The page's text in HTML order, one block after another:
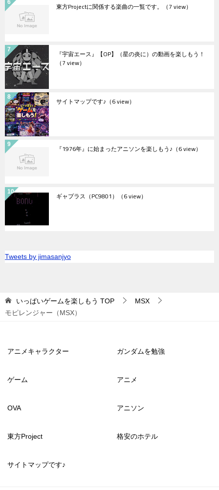
東方Projectに関係する楽曲の一覧です。 （7 view）
『宇宙エース』【OP】（星の炎に）の動画を楽しもう！
（7 view）
サイトマップです♪ （6 view）
『1976年』に始まったアニソンを楽しもう♪ （6 view）
ギャプラス（PC9801） （6 view）
Tweets by jimasanjyo
いっぱいゲームを楽しもう TOP
MSX
モピレンジャー（MSX）
アニメキャラクター ガンダムを勉強
ゲーム アニメ
OVA アニソン
東方Project 格安のホテル
サイトマップです♪